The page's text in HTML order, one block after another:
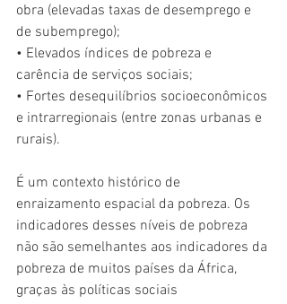
obra (elevadas taxas de desemprego e
de subemprego);
• Elevados índices de pobreza e
carência de serviços sociais;
• Fortes desequilíbrios socioeconômicos
e intrarregionais (entre zonas urbanas e
rurais).
É um contexto histórico de
enraizamento espacial da pobreza. Os
indicadores desses níveis de pobreza
não são semelhantes aos indicadores da
pobreza de muitos países da África,
graças às políticas sociais